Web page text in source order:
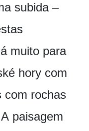
subida –
muito para
hory com
com rochas
paisagem